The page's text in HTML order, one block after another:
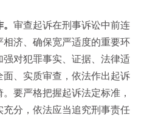
审查起诉在刑事诉讼中前连
济、确保宽严适度的重要环
对犯罪事实、证据、法律适
、实质审查，依法作出起诉
要严格把握起诉法定标准，
分，依法应当追究刑事责任